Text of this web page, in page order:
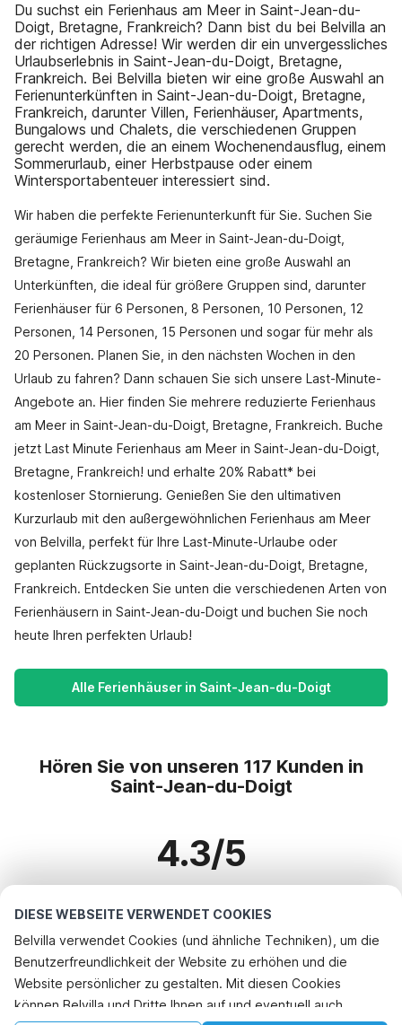
DIESE WEBSEITE VERWENDET COOKIES
Belvilla verwendet Cookies (und ähnliche Techniken), um die
Benutzerfreundlichkeit der Website zu erhöhen und die
Website persönlicher zu gestalten. Mit diesen Cookies
können Belvilla und Dritte Ihnen auf und eventuell auch
Du suchst ein Ferienhaus am Meer in Saint-Jean-du-
Doigt, Bretagne, Frankreich? Dann bist du bei Belvilla an
der richtigen Adresse! Wir werden dir ein unvergessliches
Urlaubserlebnis in Saint-Jean-du-Doigt, Bretagne,
Frankreich. Bei Belvilla bieten wir eine große Auswahl an
Ferienunterkünften in Saint-Jean-du-Doigt, Bretagne,
Frankreich, darunter Villen, Ferienhäuser, Apartments,
Bungalows und Chalets, die verschiedenen Gruppen
gerecht werden, die an einem Wochenendausflug, einem
Sommerurlaub, einer Herbstpause oder einem
Wintersportabenteuer interessiert sind.
Wir haben die perfekte Ferienunterkunft für Sie. Suchen Sie
geräumige Ferienhaus am Meer in Saint-Jean-du-Doigt,
Bretagne, Frankreich? Wir bieten eine große Auswahl an
Unterkünften, die ideal für größere Gruppen sind, darunter
Ferienhäuser für 6 Personen, 8 Personen, 10 Personen, 12
Personen, 14 Personen, 15 Personen und sogar für mehr als
20 Personen. Planen Sie, in den nächsten Wochen in den
Urlaub zu fahren? Dann schauen Sie sich unsere Last-Minute-
Angebote an. Hier finden Sie mehrere reduzierte Ferienhaus
am Meer in Saint-Jean-du-Doigt, Bretagne, Frankreich. Buche
jetzt Last Minute Ferienhaus am Meer in Saint-Jean-du-Doigt,
Bretagne, Frankreich! und erhalte 20% Rabatt* bei
kostenloser Stornierung. Genießen Sie den ultimativen
Kurzurlaub mit den außergewöhnlichen Ferienhaus am Meer
von Belvilla, perfekt für Ihre Last-Minute-Urlaube oder
geplanten Rückzugsorte in Saint-Jean-du-Doigt, Bretagne,
Frankreich. Entdecken Sie unten die verschiedenen Arten von
Ferienhäusern in Saint-Jean-du-Doigt und buchen Sie noch
heute Ihren perfekten Urlaub!
Alle Ferienhäuser in Saint-Jean-du-Doigt
Hören Sie von unseren 117 Kunden in
Saint-Jean-du-Doigt
4.3/5
Beliebteste Reiseziele für Urlaub
Top-Städte mit Top-Annehmlichkeiten für den Urlaub